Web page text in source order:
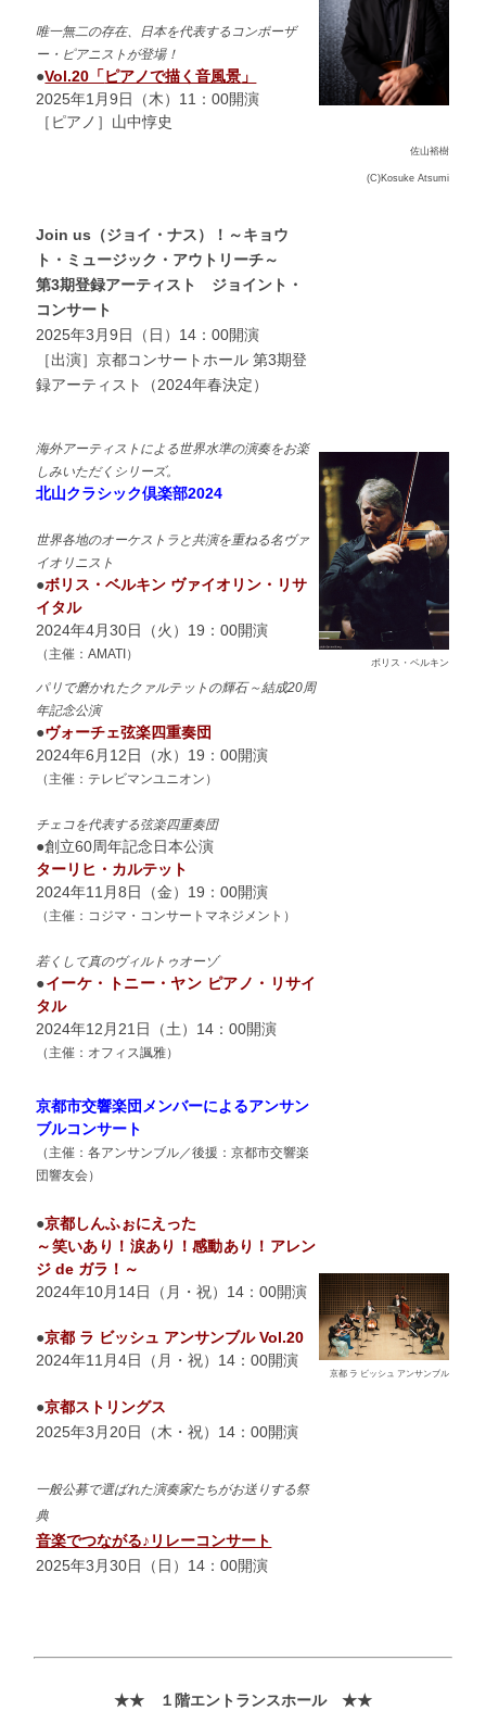
唯一無二の存在、日本を代表するコンポーザ
ー・ピアニストが登場！
●Vol.20「ピアノで描く音風景 」
2025年1月9日（木）11：00開演
［ピアノ］山中惇史
佐山裕樹
(C)Kosuke Atsumi
Join us（ジョイ・ナス）！～キョウ
ト・ミュージック・アウトリーチ～
第3期登録アーティスト ジョイント・
コンサート
2025年3月9日（日）14：00開演
［出演］京都コンサートホール 第3期登
録アーティスト（2024年春決定）
海外アーティストによる世界水準の演奏をお楽
しみいただくシリーズ。
北山クラシック倶楽部2024
世界各地のオーケストラと共演を重ねる名ヴァ
イオリニスト
●ボリス・ベルキン ヴァイオリン・リサ
イタル
2024年4月30日（火）19：00開演
（主催：AMATI）
ボリス・ベルキン
パリで磨かれたクァルテットの輝石～結成20周
年記念公演
●ヴォーチェ弦楽四重奏団
2024年6月12日（水）19：00開演
（主催：テレビマンユニオン ）
チェコを代表する弦楽四重奏団
●創立60周年記念日本公演
ターリヒ・カルテット
2024年11月8日（金）19：00開演
（主催：コジマ・コンサートマネジメント ）
若くして真のヴィルトゥオーゾ
●イーケ・トニー・ヤン ピアノ・リサイ
タル
2024年12月21日（土）14：00開演
（主催：オフィス諷雅）
京都市交響楽団メンバーによるアンサン
ブルコンサート
（主催：各アンサンブル／後援：京都市交響楽
団響友会）
●京都しんふぉにえった
～笑いあり！涙あり！感動あり！アレン
ジ de ガラ！～
2024年10月14日（月・祝）14：00開演
●京都 ラ ビッシュ アンサンブル Vol.20
2024年11月4日（月・祝）14：00開演
●京都ストリングス
2025年3月20日（木・祝）14：00開演
京都 ラ ビッシュ アンサンブル
一般公募で選ばれた演奏家たちがお送りする祭
典
音楽でつながる♪リレーコンサート
2025年3月30日（日）14：00開演
★★ １階エントランスホール★★